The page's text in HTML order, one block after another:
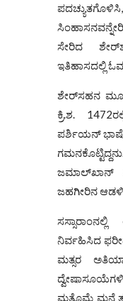
ಸೇರಿದ
ಇತಿಹಾಸದಲ್ಲಿ
ಶೇರ್‌ಸಹನ
ಕ್ರಿ.ಶ.
ಪರ್ಶಿಯನ್ ಭಾಷೆ
ಜಮಾಲ್‌ಖಾನ್
ಜಹಗೀರಿನ
ನಿರ್ವಹಿಸಿದ
ಮತ್ಸರ
ಮತ್ತೊಮ್ಮೆ ಮನೆ